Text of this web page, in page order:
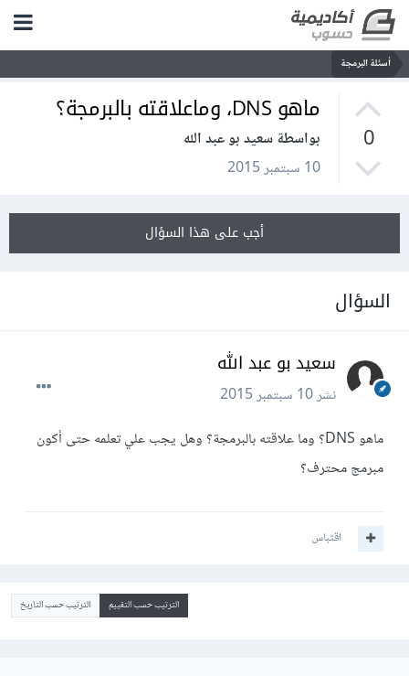
أسئلة البرمجة
0
ماهو DNS، وماعلاقته بالبرمجة؟
بواسطة سعيد بو عبد الله
10 سبتمبر 2015
أجب على هذا السؤال
السؤال
سعيد بو عبد الله
نشر10 سبتمبر 2015
ماهو DNS؟ وما علاقته بالبرمجة؟ وهل يجب علي تعلمه حتى أكون
مبرمج محترف؟
اقتباس
الترتيب حسب التقييم الترتيب حسب التاريخ